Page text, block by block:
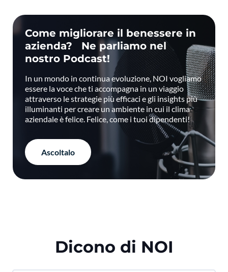
Come migliorare il benessere in
azienda? Ne parliamo nel
nostro Podcast!
In un mondo in continua evoluzione, NOI vogliamo
essere la voce che ti accompagna in un viaggio
attraverso le strategie più efficaci e gli insights più
illuminanti per creare un ambiente in cui il clima
aziendale è felice. Felice, come i tuoi dipendenti!
Ascoltalo
Dicono di NOI